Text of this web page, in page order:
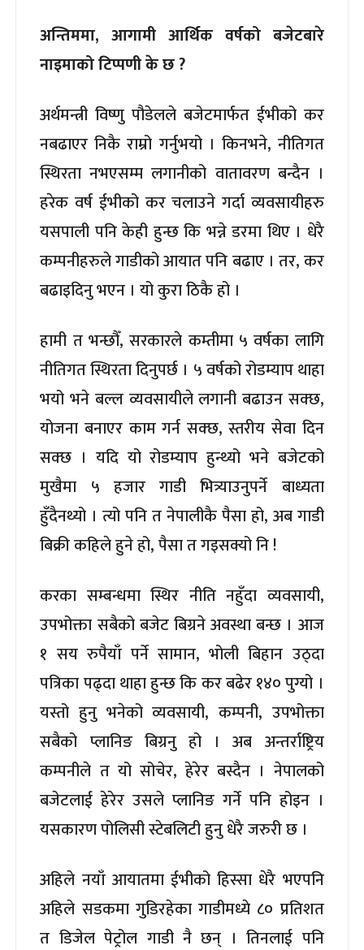
अन्तिममा, आगामी आर्थिक वर्षको बजेटबारे
नाइमाको टिप्पणी के छ ?
अर्थमन्त्री विष्णु पौडेलले बजेटमार्फत ईभीको कर
नबढाएर निकै राम्रो गर्नुभयो । किनभने, नीतिगत
स्थिरता नभएसम्म लगानीको वातावरण बन्दैन ।
हरेक वर्ष ईभीको कर चलाउने गर्दा व्यवसायीहरु
यसपाली पनि केही हुन्छ कि भन्ने डरमा थिए । धेरै
कम्पनीहरुले गाडीको आयात पनि बढाए । तर, कर
बढाइदिनु भएन । यो कुरा ठिकै हो ।
हामी त भन्छौँ, सरकारले कम्तीमा ५ वर्षका लागि
नीतिगत स्थिरता दिनुपर्छ । ५ वर्षको रोडम्याप थाहा
भयो भने बल्ल व्यवसायीले लगानी बढाउन सक्छ,
योजना बनाएर काम गर्न सक्छ, स्तरीय सेवा दिन
सक्छ । यदि यो रोडम्याप हुन्थ्यो भने बजेटको
मुखैमा ५ हजार गाडी भित्र्याउनुपर्ने बाध्यता
हुँदैनथ्यो । त्यो पनि त नेपालीकै पैसा हो, अब गाडी
बिक्री कहिले हुने हो, पैसा त गइसक्यो नि !
करका सम्बन्धमा स्थिर नीति नहुँदा व्यवसायी,
उपभोक्ता सबैको बजेट बिग्रने अवस्था बन्छ । आज
१ सय रुपैयाँ पर्ने सामान, भोली बिहान उठ्दा
पत्रिका पढ्दा थाहा हुन्छ कि कर बढेर १४० पुग्यो ।
यस्तो हुनु भनेको व्यवसायी, कम्पनी, उपभोक्ता
सबैको प्लानिङ बिग्रनु हो । अब अन्तर्राष्ट्रिय
कम्पनीले त यो सोचेर, हेरेर बस्दैन । नेपालको
बजेटलाई हेरेर उसले प्लानिङ गर्ने पनि होइन ।
यसकारण पोलिसी स्टेबलिटी हुनु धेरै जरुरी छ ।
अहिले नयाँ आयातमा ईभीको हिस्सा धेरै भएपनि
अहिले सडकमा गुडिरहेका गाडीमध्ये ८० प्रतिशत
त डिजेल पेट्रोल गाडी नै छन् । तिनलाई पनि